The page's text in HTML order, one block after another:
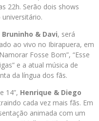
22h. Serão dois shows
Bruninho & Davi, será
ao vivo no Ibirapuera, em
Fosse Bom”, “Esse
e a atual música de
da língua dos fãs.
14”, Henrique & Diego
cada vez mais fãs. Em
animada com um